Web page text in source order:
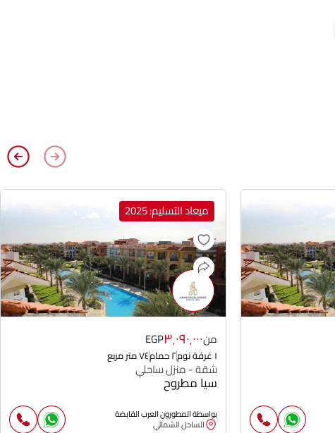
ميعاد التسليم: 2025
من٣٬٠٩٠٬٠٠٠EGP
١ غرفة نوم ٢ حمام ٧٤ متر مربع
شقة - منزل ساحلي
سيا مطروح
بواسطة المطورون العرب القابضة
الساحل الشمالي